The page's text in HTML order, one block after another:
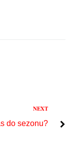
NEXT
do sezonu?